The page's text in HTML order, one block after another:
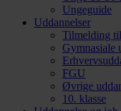
Ungeguide
Uddannelser
Tilmelding
Gymnasiale
FGU
Øvrige
10. klasse